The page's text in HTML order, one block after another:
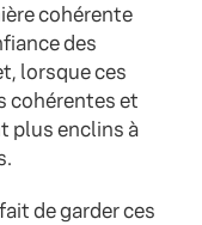
cohérente
des
lorsque ces
cohérentes et
plus enclins à
de garder ces